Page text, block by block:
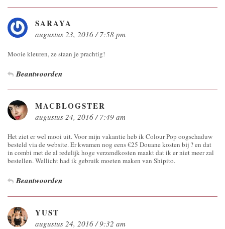
SARAYA
augustus 23, 2016 / 7:58 pm
Mooie kleuren, ze staan je prachtig!
Beantwoorden
MACBLOGSTER
augustus 24, 2016 / 7:49 am
Het ziet er wel mooi uit. Voor mijn vakantie heb ik Colour Pop oogschaduw
besteld via de website. Er kwamen nog eens €25 Douane kosten bij ? en dat
in combi met de al redelijk hoge verzendkosten maakt dat ik er niet meer zal
bestellen. Wellicht had ik gebruik moeten maken van Shipito.
Beantwoorden
YUST
augustus 24, 2016 / 9:32 am